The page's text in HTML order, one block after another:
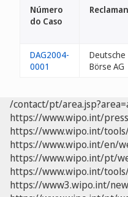
Número
do Caso
DAG2004-
0001
Deutsche
Börse AG
/contact/pt/
https://www.wipo.int/
https://www.wipo.int/
https://www.wipo.int/en/
https://www.wipo.int/pt/
https://www.wipo.int/
https://www3.wipo.int/